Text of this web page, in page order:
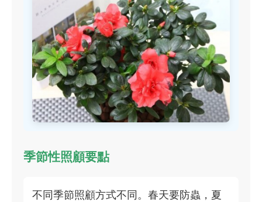
季節性照顧要點
不同季節照顧方式不同。春天要防蟲，夏